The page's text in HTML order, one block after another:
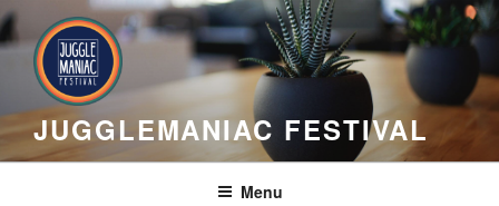
Aller
au
contenu
principal
JUGGLEMANIAC FESTIVAL
Menu